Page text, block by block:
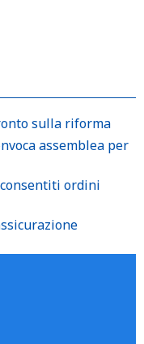
sulla riforma
assemblea per
ordini